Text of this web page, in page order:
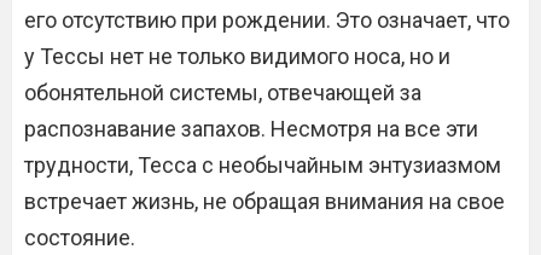
его отсутствию при рождении. Это означает, что
у Тессы нет не только видимого носа, но и
обонятельной системы, отвечающей за
распознавание запахов. Несмотря на все эти
трудности, Тесса с необычайным энтузиазмом
встречает жизнь, не обращая внимания на свое
состояние.